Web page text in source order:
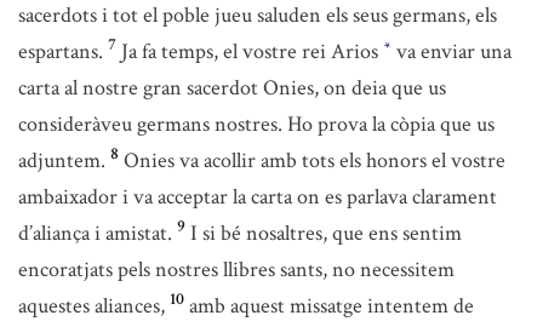
sacerdots i tot el poble jueu saluden els seus germans, els
espartans. 7 Ja fa temps, el vostre rei Arios * va enviar una
carta al nostre gran sacerdot Onies, on deia que us
consideràveu germans nostres. Ho prova la còpia que us
adjuntem. 8 Onies va acollir amb tots els honors el vostre
ambaixador i va acceptar la carta on es parlava clarament
d’aliança i amistat. 9 I si bé nosaltres, que ens sentim
encoratjats pels nostres llibres sants, no necessitem
aquestes aliances, 10 amb aquest missatge intentem de